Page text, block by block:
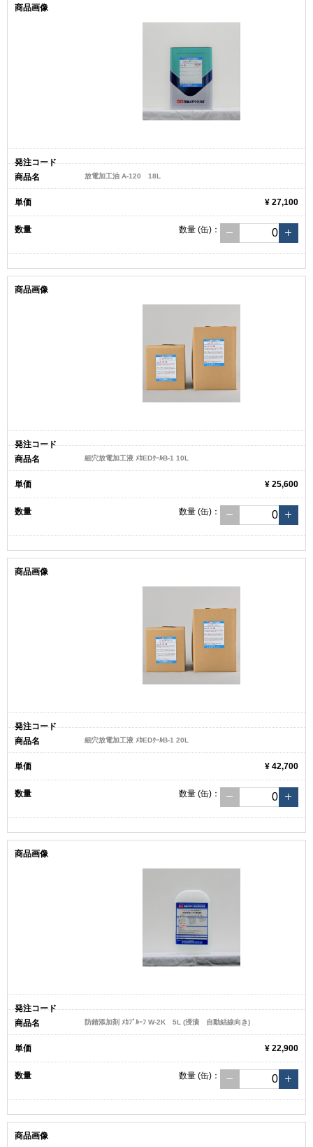
放電加工油 A-120 18L
¥ 27,100
数量 (缶) ：
細穴放電加工液 ﾒｶEDｸｰﾙB-1 10L
¥ 25,600
数量 (缶) ：
細穴放電加工液 ﾒｶEDｸｰﾙB-1 20L
¥ 42,700
数量 (缶) ：
防錆添加剤 ﾒｶﾌﾟﾙｰﾌ W-2K 5L (浸漬 自動結線向き)
¥ 22,900
数量 (缶) ：